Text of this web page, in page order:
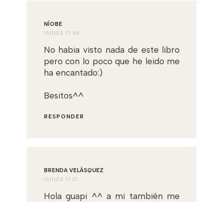
NÍOBE
10/11/12 17:09
No habia visto nada de este libro
pero con lo poco que he leido me
ha encantado:)
Besitos^^
RESPONDER
BRENDA VELÁSQUEZ
10/11/12 17:17
Hola guapi ^^ a mi también me